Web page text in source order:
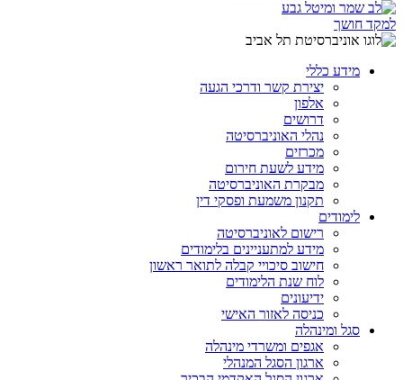
למקד חושך
מידע כללי
יצירת קשר ודרכי הגעה
אלפון
דרושים
נהלי האוניברסיטה
מכרזים
מידע לשעת חירום
מבקרת האוניברסיטה
תקנון משמעת ופסקי דין
לימודים
רישום לאוניברסיטה
מידע למתעניינים בלימודים
חישוב סיכויי קבלה לתואר ראשון
לוח שנת הלימודים
ידיעונים
כניסה לאזור האישי
סגל ומינהלה
אגפים ומשרדי מינהלה
ארגון הסגל המנהלי